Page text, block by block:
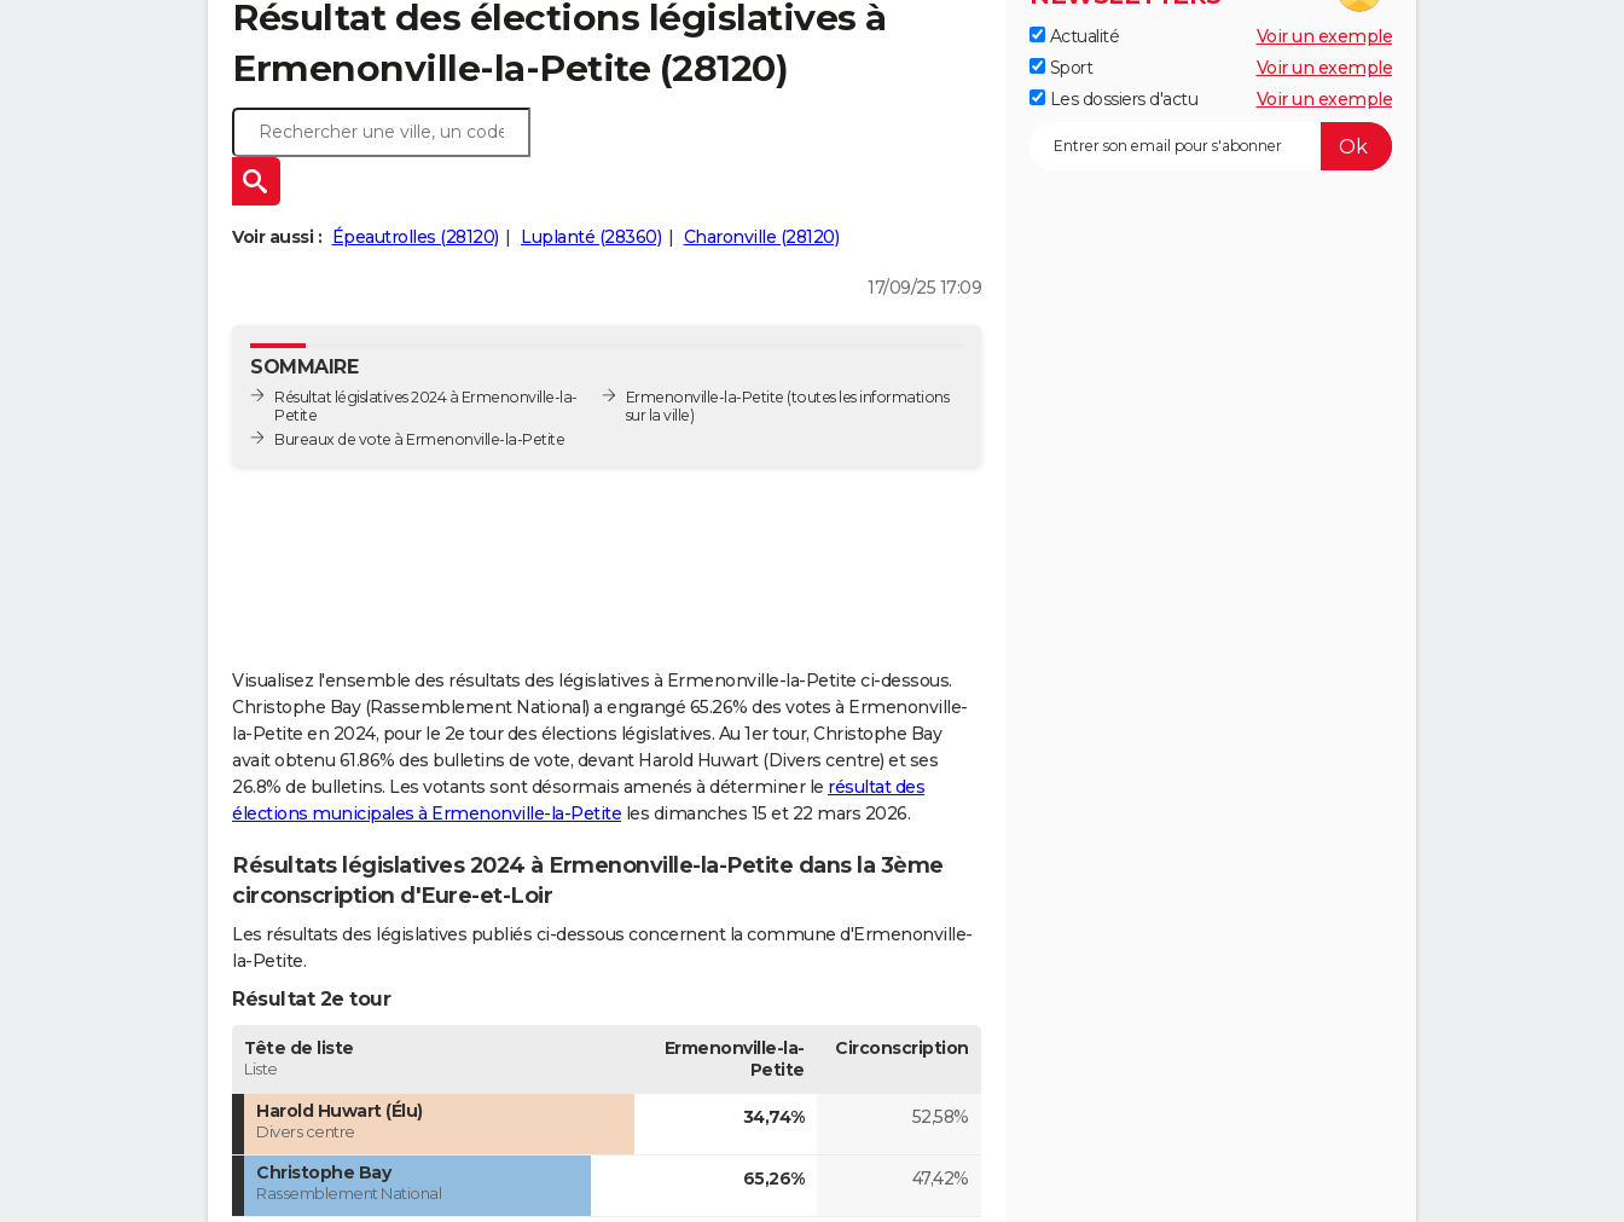
Résultat des élections législatives à
Ermenonville-la-Petite (28120)
Voir aussi : Épeautrolles (28120) Luplanté (28360) Charonville (28120)
17/09/25 17:09
SOMMAIRE
Résultat législatives 2024 à Ermenonville-la-
Petite
Bureaux de vote à Ermenonville-la-Petite
Ermenonville-la-Petite (toutes les informations
sur la ville)
Visualisez l'ensemble des résultats des législatives à Ermenonville-la-Petite ci-dessous.
Christophe Bay (Rassemblement National) a engrangé 65.26% des votes à Ermenonville-
la-Petite en 2024, pour le 2e tour des élections législatives. Au 1er tour, Christophe Bay
avait obtenu 61.86% des bulletins de vote, devant Harold Huwart (Divers centre) et ses
26.8% de bulletins. Les votants sont désormais amenés à déterminer le résultat des
élections municipales à Ermenonville-la-Petite les dimanches 15 et 22 mars 2026.
Résultats législatives 2024 à Ermenonville-la-Petite dans la 3ème
circonscription d'Eure-et-Loir
Les résultats des législatives publiés ci-dessous concernent la commune d'Ermenonville-
la-Petite.
Résultat 2e tour
Tête de liste
Liste
Ermenonville-la-
Petite
Circonscription
Harold Huwart (Élu)
Divers centre
34,74% 52,58%
Christophe Bay
Rassemblement National
65,26% 47,42%
Actualité
Voir un exemple
Sport
Voir un exemple
Les dossiers d'actu
Voir un exemple